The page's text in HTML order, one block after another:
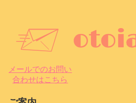
メールでのお問い
合わせはこちら